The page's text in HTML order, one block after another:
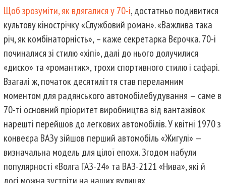
Щоб зрозуміти, як вдягалися у 70-і, достатньо подивитися
культову кінострічку «Службовий роман». «Важлива така
річ, як комбінаторність», – каже секретарка Вєрочка. 70-і
починалися зі стилю «хіпі», далі до нього долучилися
«диско» та «романтик», трохи спортивного стилю і сафарі.
Взагалі ж, початок десятиліття став переламним
моментом для радянського автомобілебудування — саме в
70-ті основний пріоритет виробництва від вантажівок
нарешті перейшов до легкових автомобілів. У квітні 1970 з
конвеєра ВАЗу зійшов перший автомобіль «Жигулі» —
визначальна модель для цілої епохи. Згодом набули
популярності «Волга ГАЗ-24» та ВАЗ-2121 «Нива», які й